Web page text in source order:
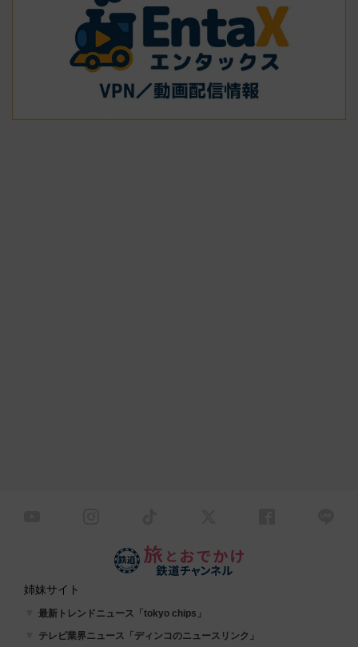
姉妹サイト
最新トレンドニュース「tokyo chips」
テレビ業界ニュース「ディンコのニュースリンク」